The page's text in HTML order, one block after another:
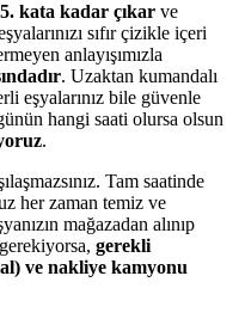
kata kadar çıkar ve
sıfır çizikle içeri
anlayışımızla
. Uzaktan kumandalı
eşyalarınız bile güvenle
hangi saati olursa olsun
.
Tam saatinde
her zaman temiz ve
mağazadan alınıp
gerekli
ve nakliye kamyonu